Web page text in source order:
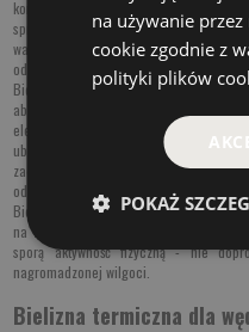
końcu każdy wędkarz wie, że
sprzętu i przynęt. Łowienie ryb zimą,
wartość, nie będzie należało do
odmówią posłuszeństwa.
Bielizna termiczna męska, którą
absolutnie podstawowa warstwa
elementem stroju wędkarza, ale
ubraniami, żeby zapewnić sobie jak
zadaniem bielizny termicznej jest
odzieży jest znacznie bardziej
Bielizna termiczna męska z wyższej
na zewnątrz. Dzięki temu wędkarz -
sporą aktywność fizyczną - nie
nagromadzonej wilgoci.
Bielizna termiczna dla
na używanie
cookie zgodnie z
polityki plików
POKAŻ